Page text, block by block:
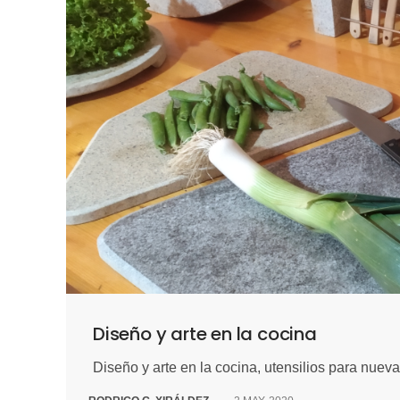
Diseño y arte en la cocina
Diseño y arte en la cocina, utensilios para